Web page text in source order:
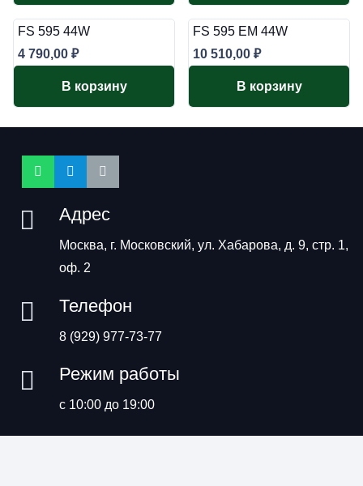
FS 595 44W
4 790,00 ₽
В корзину
FS 595 EM 44W
10 510,00 ₽
В корзину
Адрес
Москва, г. Московский, ул. Хабарова, д. 9, стр. 1,
оф. 2
Телефон
8 (929) 977-73-77
Режим работы
с 10:00 до 19:00